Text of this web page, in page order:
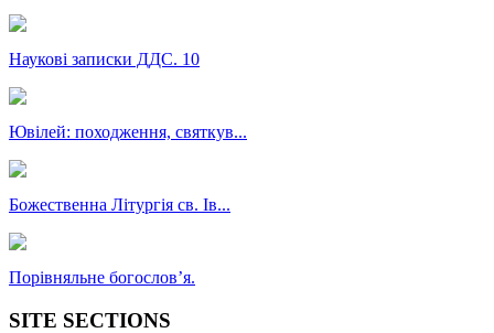
Наукові записки ДДС. 10
Ювілей: походження, святкув...
Божественна Літургія св. Ів...
Порівняльне богословʼя.
SITE SECTIONS